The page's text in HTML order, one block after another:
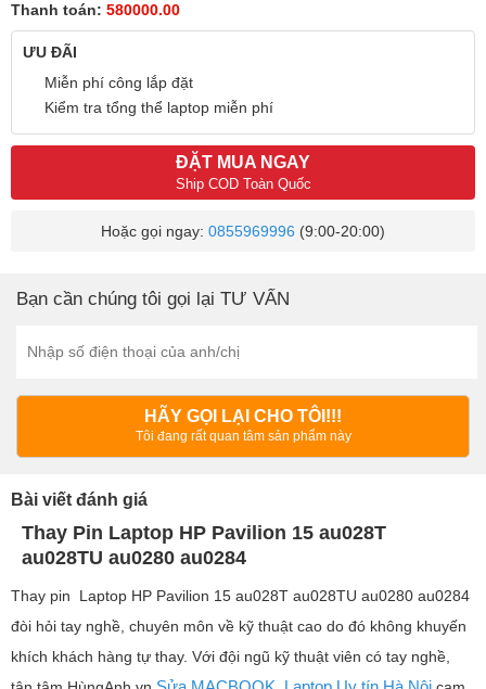
Thanh toán: 580000.00
ƯU ĐÃI
Miễn phí công lắp đặt
Kiểm tra tổng thể laptop miễn phí
ĐẶT MUA NGAY
Ship COD Toàn Quốc
Hoặc gọi ngay: 0855969996 (9:00-20:00)
Bạn cần chúng tôi gọi lại TƯ VẤN
HÃY GỌI LẠI CHO TÔI!!!
Tôi đang rất quan tâm sản phẩm này
Bài viết đánh giá
Thay Pin Laptop HP Pavilion 15 au028T
au028TU au0280 au0284
Thay pin Laptop HP Pavilion 15 au028T au028TU au0280 au0284
đòi hỏi tay nghề, chuyên môn về kỹ thuật cao do đó không khuyến
khích khách hàng tự thay. Với đội ngũ kỹ thuật viên có tay nghề,